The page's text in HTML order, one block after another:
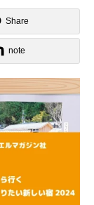
Share
note